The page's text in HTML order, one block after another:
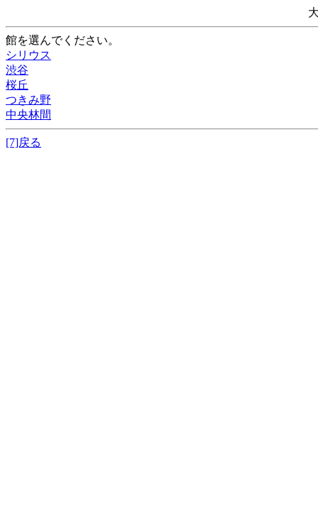
館を選んでください。
シリウス
渋谷
桜丘
つきみ野
中央林間
[7]戻る